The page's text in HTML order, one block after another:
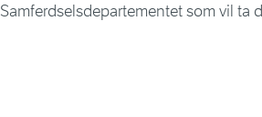
Samferdselsdepartementet som vil ta